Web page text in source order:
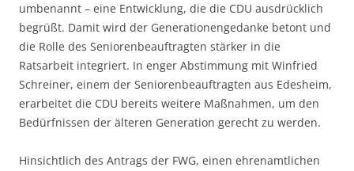
umbenannt – eine Entwicklung, die die CDU ausdrücklich
begrüßt. Damit wird der Generationengedanke betont und
die Rolle des Seniorenbeauftragten stärker in die
Ratsarbeit integriert. In enger Abstimmung mit Winfried
Schreiner, einem der Seniorenbeauftragten aus Edesheim,
erarbeitet die CDU bereits weitere Maßnahmen, um den
Bedürfnissen der älteren Generation gerecht zu werden.
Hinsichtlich des Antrags der FWG, einen ehrenamtlichen